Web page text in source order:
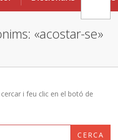
«acostar-se»
i feu clic en el botó de
CERCA